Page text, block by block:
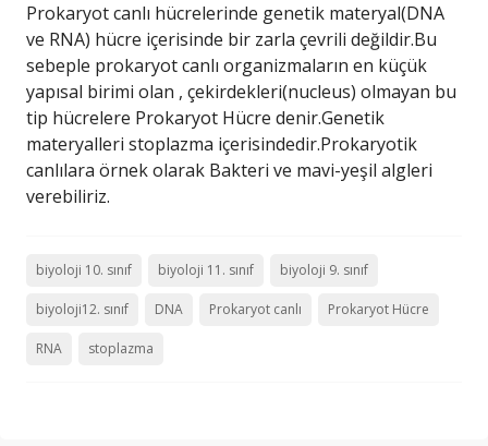
Prokaryot canlı hücrelerinde genetik materyal(DNA
ve RNA) hücre içerisinde bir zarla çevrili değildir.Bu
sebeple prokaryot canlı organizmaların en küçük
yapısal birimi olan , çekirdekleri(nucleus) olmayan bu
tip hücrelere Prokaryot Hücre denir.Genetik
materyalleri stoplazma içerisindedir.Prokaryotik
canlılara örnek olarak Bakteri ve mavi-yeşil algleri
verebiliriz.
biyoloji 10. sınıf biyoloji 11. sınıf biyoloji 9. sınıf
biyoloji12. sınıf DNA Prokaryot canlı Prokaryot Hücre
RNA stoplazma